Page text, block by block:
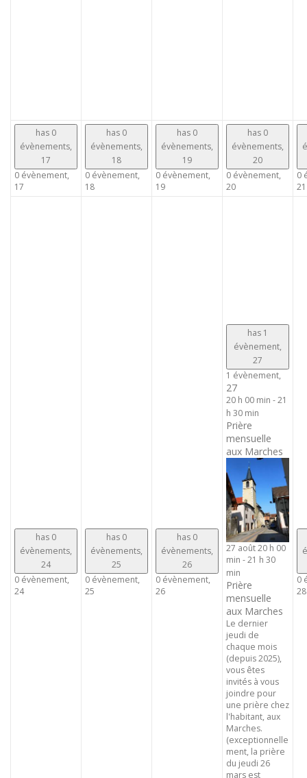
has 0
évènements,
17
0 évènement,
17
has 0
évènements,
18
0 évènement,
18
has 0
évènements,
19
0 évènement,
19
has 0
évènements,
20
0 évènement,
20
0
21
has 0
évènements,
24
0 évènement,
24
has 0
évènements,
25
0 évènement,
25
has 0
évènements,
26
0 évènement,
26
has 1
évènement,
27
1 évènement,
27
20 h 00 min -21
h 30 min
Prière
mensuelle
aux Marches
27 août 20 h 00
min -21 h 30
min
Prière
mensuelle
aux Marches
Le dernier
jeudi de
chaque mois
(depuis 2025),
vous êtes
invités à vous
joindre pour
une prière chez
l'habitant, aux
Marches.
(exceptionnelle
ment, la prière
du jeudi 26
mars est
0
28